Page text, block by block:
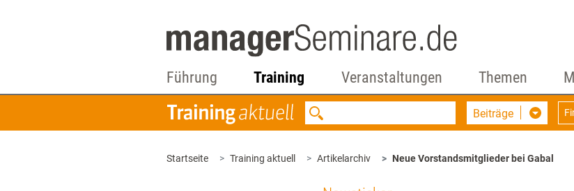
Führung Training Veranstaltungen Themen
Beiträge
Startseite Training aktuell Artikelarchiv Neue Vorstandsmitglieder bei Gabal